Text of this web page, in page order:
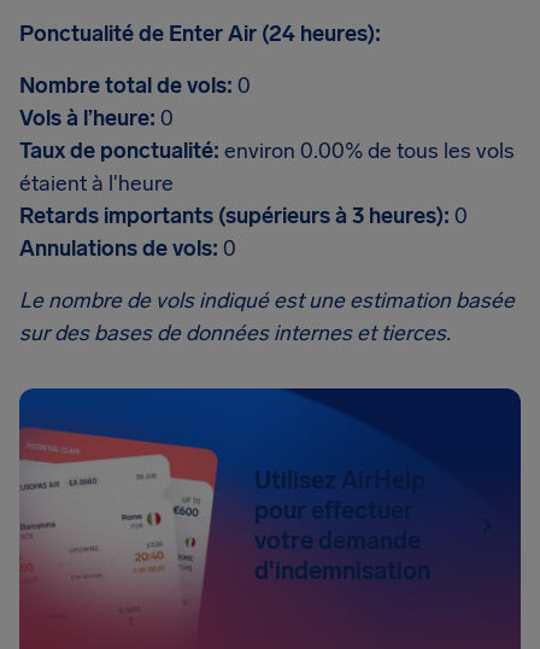
Ponctualité de Enter Air (24 heures):
Nombre total de vols: 0
Vols à l’heure: 0
Taux de ponctualité: environ 0.00% de tous les vols
étaient à l'heure
Retards importants (supérieurs à 3 heures): 0
Annulations de vols: 0
Le nombre de vols indiqué est une estimation basée
sur des bases de données internes et tierces.
Utilisez AirHelp
pour effectuer
votre demande
d'indemnisation